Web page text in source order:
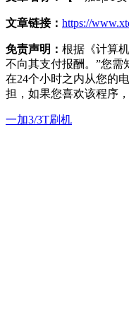
文章链接： https://
免责声明： 根据《计算
不向其支付报酬。”您
在24个小时之内从您的
担，如果您喜欢该程序
一加3/3T刷机